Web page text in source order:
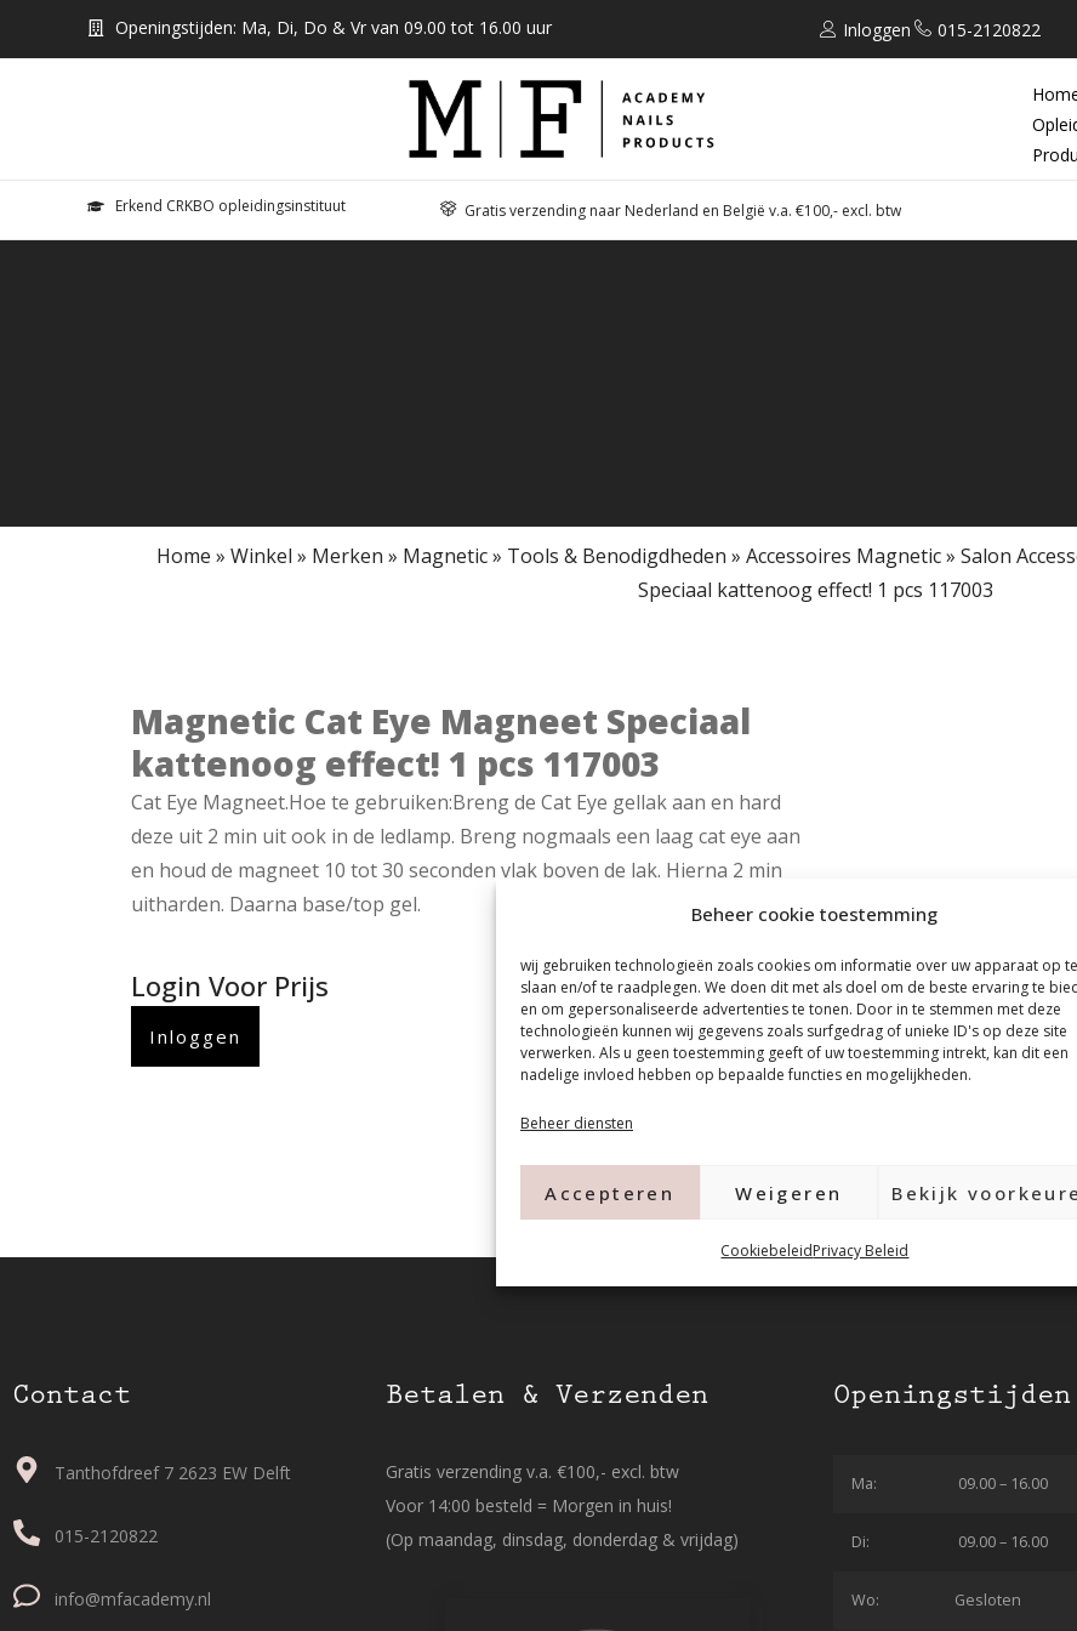
Beheer cookie toestemming
wij gebruiken technologieën zoals cookies om informatie over uw apparaat op te
slaan en/of te raadplegen. We doen dit met als doel om de beste ervaring te
en om gepersonaliseerde advertenties te tonen. Door in te stemmen met deze
technologieën kunnen wij gegevens zoals surfgedrag of unieke ID's op deze site
verwerken. Als u geen toestemming geeft of uw toestemming intrekt, kan dit een
nadelige invloed hebben op bepaalde functies en mogelijkheden.
Beheer diensten
Accepteren Weigeren Bekijk
CookiebeleidPrivacy Beleid
Openingstijden: Ma, Di, Do & Vr van 09.00 tot 16.00 uur Inloggen 015-2120822
Erkend CRKBO opleidingsinstituut Gratis verzending naar Nederland en België v.a. €100,- excl. btw
Home » Winkel » Merken » Magnetic» Tools & Benodigdheden » Accessoires Magnetic» Salon
Speciaal kattenoog effect! 1 pcs 117003
Magnetic Cat Eye Magneet Speciaal
kattenoog effect! 1 pcs 117003
Cat Eye Magneet.Hoe te gebruiken:Breng de Cat Eye gellak aan en hard
deze uit 2 min uit ook in de ledlamp. Breng nogmaals een laag cat eye aan
en houd de magneet 10 tot 30 seconden vlak boven de lak. Hierna 2 min
uitharden. Daarna base/top gel.
Login Voor Prijs
Inloggen
Contact
Tanthofdreef 7 2623 EW Delft
015-2120822
info@mfacademy.nl
Betalen & Verzenden
Gratis verzending v.a. €100,- excl. btw
Voor 14:00 besteld = Morgen in huis!
(Op maandag, dinsdag, donderdag & vrijdag)
Openingstijden
Ma: 09.00 – 16.00
Di: 09.00 – 16.00
Wo: Gesloten